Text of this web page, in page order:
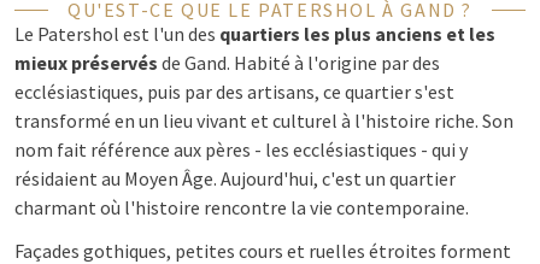
QU'EST-CE QUE LE PATERSHOL À GAND ?
Le Patershol est l'un des quartiers les plus anciens et les
mieux préservés de Gand. Habité à l'origine par des
ecclésiastiques, puis par des artisans, ce quartier s'est
transformé en un lieu vivant et culturel à l'histoire riche. Son
nom fait référence aux pères - les ecclésiastiques - qui y
résidaient au Moyen Âge. Aujourd'hui, c'est un quartier
charmant où l'histoire rencontre la vie contemporaine.
Façades gothiques, petites cours et ruelles étroites forment